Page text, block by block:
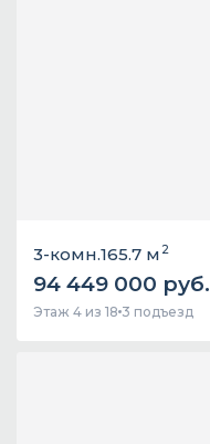
3-комн.165.7 м 2
94 449 000 руб.
Этаж 4 из 18 3 подъезд